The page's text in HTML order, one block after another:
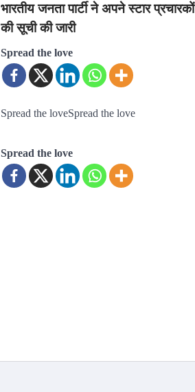
भारतीय जनता पार्टी ने अपने स्टार प्रचारकों
की सूची की जारी
Spread the love
Spread the loveSpread the love
Spread the love